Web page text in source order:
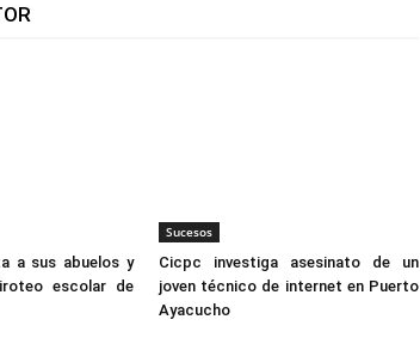
a sus abuelos y
escolar de
Sucesos
Cicpc investiga asesinato de un
joven técnico de internet en Puerto
Ayacucho